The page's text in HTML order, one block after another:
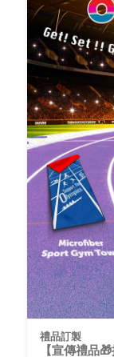
禮品訂製
【宣傳禮品🎁